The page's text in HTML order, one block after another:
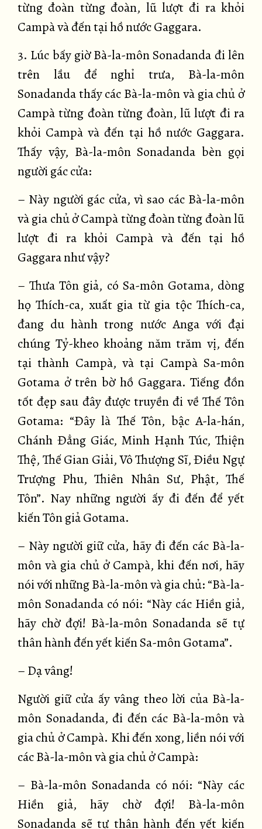
từng đoàn từng đoàn, lũ lượt đi ra khỏi
Campà và đến tại hồ nước Gaggara.
3. Lúc bấy giờ Bà-la-môn Sonadanda đi lên
trên lầu để nghỉ trưa, Bà-la-môn
Sonadanda thấy các Bà-la-môn và gia chủ ở
Campà từng đoàn từng đoàn, lũ lượt đi ra
khỏi Campà và đến tại hồ nước Gaggara.
Thấy vậy, Bà-la-môn Sonadanda bèn gọi
người gác cửa:
– Này người gác cửa, vì sao các Bà-la-môn
và gia chủ ở Campà từng đoàn từng đoàn lũ
lượt đi ra khỏi Campà và đến tại hồ
Gaggara như vậy?
– Thưa Tôn giả, có Sa-môn Gotama, dòng
họ Thích-ca, xuất gia từ gia tộc Thích-ca,
đang du hành trong nước Anga với đại
chúng Tỷ-kheo khoảng năm trăm vị, đến
tại thành Campà, và tại Campà Sa-môn
Gotama ở trên bờ hồ Gaggara. Tiếng đồn
tốt đẹp sau đây được truyền đi về Thế Tôn
Gotama: “Đây là Thế Tôn, bậc A-la-hán,
Chánh Đẳng Giác, Minh Hạnh Túc, Thiện
Thệ, Thế Gian Giải, Vô Thượng Sĩ, Điều Ngự
Trượng Phu, Thiên Nhân Sư, Phật, Thế
Tôn”. Nay những người ấy đi đến để yết
kiến Tôn giả Gotama.
– Này người giữ cửa, hãy đi đến các Bà-la-
môn và gia chủ ở Campà, khi đến nơi, hãy
nói với những Bà-la-môn và gia chủ: “Bà-la-
môn Sonadanda có nói: “Này các Hiền giả,
hãy chờ đợi! Bà-la-môn Sonadanda sẽ tự
thân hành đến yết kiến Sa-môn Gotama”.
– Dạ vâng!
Người giữ cửa ấy vâng theo lời của Bà-la-
môn Sonadanda, đi đến các Bà-la-môn và
gia chủ ở Campà. Khi đến xong, liền nói với
các Bà-la-môn và gia chủ ở Campà:
– Bà-la-môn Sonadanda có nói: “Này các
Hiền giả, hãy chờ đợi! Bà-la-môn
Sonadanda sẽ tự thân hành đến yết kiến